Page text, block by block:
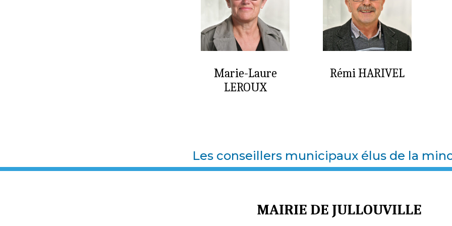
Marie-Laure
LEROUX
Rémi HARIVEL
Les conseillers municipaux élus de la
MAIRIE DE JULLOUVILLE